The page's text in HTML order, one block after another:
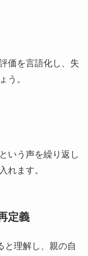
価を言語化し、失
う。
いう声を繰り返し
れます。
定義
と理解し、親の自